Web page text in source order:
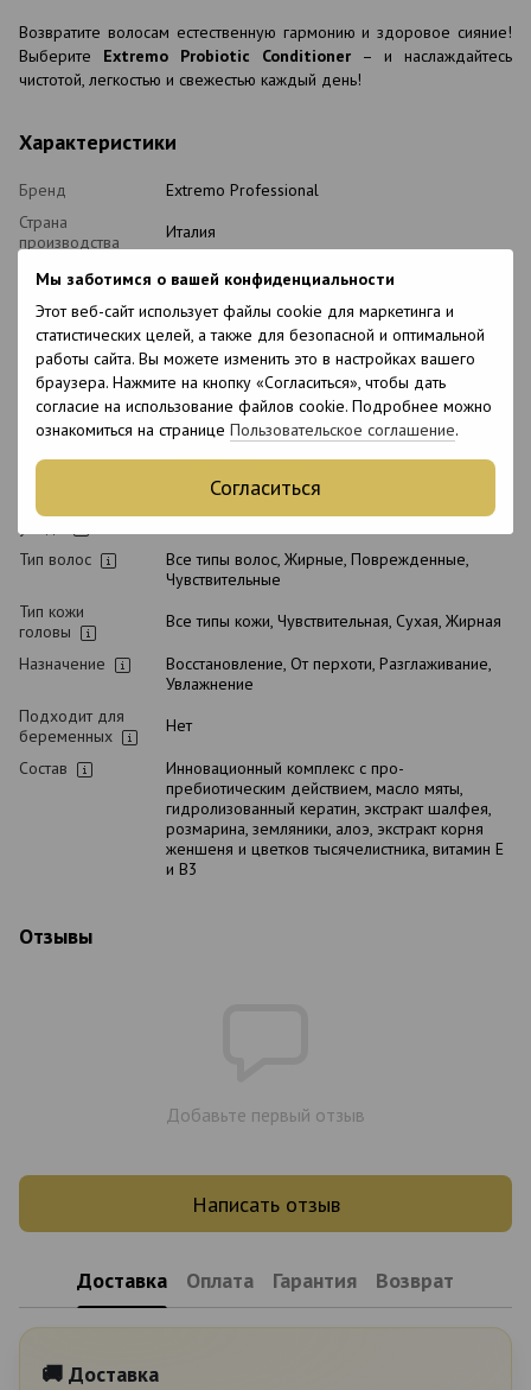
Мы заботимся о вашей конфиденциальности
Этот веб-сайт использует файлы cookie для маркетинга и
статистических целей, а также для безопасной и оптимальной
работы сайта. Вы можете изменить это в настройках вашего
браузера. Нажмите на кнопку «Согласиться», чтобы дать
согласие на использование файлов cookie. Подробнее можно
ознакомиться на странице Пользовательское соглашение.
Согласиться
Возвратите волосам естественную гармонию и здоровое сияние!
Выберите Extremo Probiotic Conditioner – и наслаждайтесь
чистотой, легкостью и свежестью каждый день!
Характеристики
Бренд
Extremo Professional
Страна
производства
Италия
Объем
500 мл
Состояние
Новый
Упаковка
Флакон
Уровень pH
5.5
Вид косметики
Кондиционер
Классификация
косметики
Профессиональная
Тип домашнего
Послепроцедурный
Тип волос
Все типы волос, Жирные, Поврежденные,
Чувствительные
Тип кожи
головы
Все типы кожи, Чувствительная, Сухая, Жирная
Назначение
Восстановление, От перхоти, Разглаживание,
Увлажнение
Подходит для
беременных
Нет
Состав
Инновационный комплекс с про-
пребиотическим действием, масло мяты,
гидролизованный кератин, экстракт шалфея,
розмарина, земляники, алоэ, экстракт корня
женшеня и цветков тысячелистника, витамин Е
и В3
Отзывы
Добавьте первый отзыв
Написать отзыв
Доставка Оплата Гарантия Возврат
🚚 Доставка